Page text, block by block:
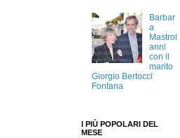
Barbar
a
Mastroi
anni
con il
marito
Giorgio Bertocci
Fontana
I PIÙ POPOLARI DEL
MESE